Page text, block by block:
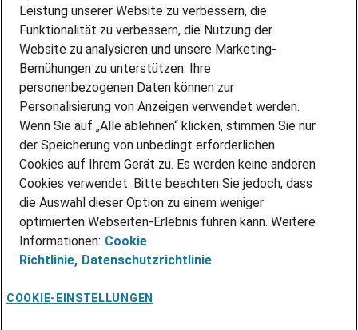
PARTNERSHIP WITH AIRBUS
INITIATIV BEWERBEN
ÜBER UNS
STANDORTE
BLOG
PRESSE
KONTAKT
@Adecco 2026
IMPRESSUM
DATENSCHUTZ
NUTZUNGSBEDINGUNGEN
COOKIE-RICHTLINIEN
Leistung unserer Website zu verbessern, die
Funktionalität zu verbessern, die Nutzung der
Website zu analysieren und unsere Marketing-
Bemühungen zu unterstützen. Ihre
personenbezogenen Daten können zur
Personalisierung von Anzeigen verwendet werden.
Wenn Sie auf „Alle ablehnen“ klicken, stimmen Sie nur
der Speicherung von unbedingt erforderlichen
Cookies auf Ihrem Gerät zu. Es werden keine anderen
Cookies verwendet. Bitte beachten Sie jedoch, dass
die Auswahl dieser Option zu einem weniger
optimierten Webseiten-Erlebnis führen kann. Weitere
Informationen: Cookie
Richtlinie, Datenschutzrichtlinie
COOKIE-EINSTELLUNGEN